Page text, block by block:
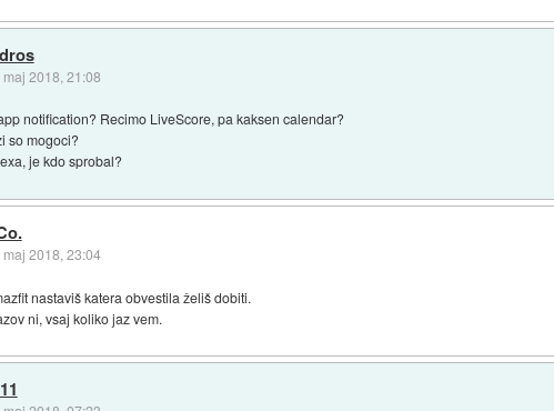
maj 2018, 21:08
notification? Recimo LiveScore, pa kaksen calendar?
so mogoci?
je kdo sprobal?
maj 2018, 23:04
nastaviš katera obvestila želiš dobiti.
ni, vsaj koliko jaz vem.